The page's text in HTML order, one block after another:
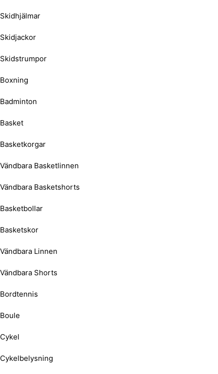
Skidhjälmar
Skidjackor
Skidstrumpor
Boxning
Badminton
Basket
Basketkorgar
Vändbara Basketlinnen
Vändbara Basketshorts
Basketbollar
Basketskor
Vändbara Linnen
Vändbara Shorts
Bordtennis
Boule
Cykel
Cykelbelysning